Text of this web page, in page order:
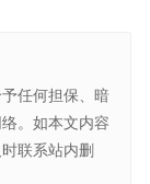
任何担保、暗
。如本文内容
联系站内删